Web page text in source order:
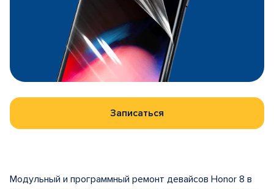
Записаться
Модульный и программный ремонт девайсов Honor 8 в